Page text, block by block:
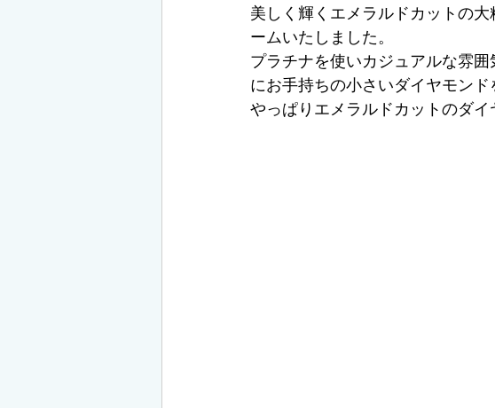
美しく輝くエメラルドカットの
ームいたしました。
プラチナを使いカジュアルな雰
にお手持ちの小さいダイヤモンド
やっぱりエメラルドカットのダイ